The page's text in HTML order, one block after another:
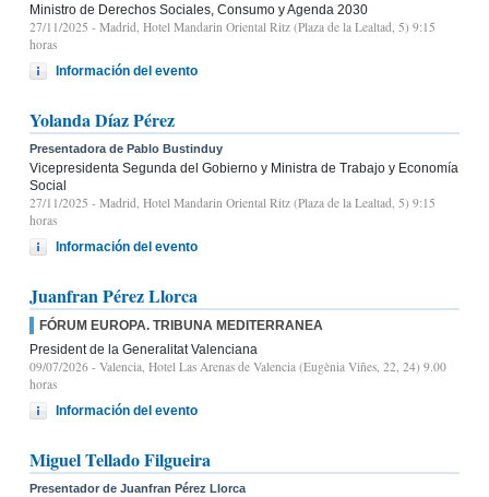
Ministro de Derechos Sociales, Consumo y Agenda 2030
27/11/2025 - Madrid, Hotel Mandarin Oriental Ritz (Plaza de la Lealtad, 5) 9:15
horas
Información del evento
Yolanda Díaz Pérez
Presentadora de Pablo Bustinduy
Vicepresidenta Segunda del Gobierno y Ministra de Trabajo y Economía
Social
27/11/2025 - Madrid, Hotel Mandarin Oriental Ritz (Plaza de la Lealtad, 5) 9:15
horas
Información del evento
Juanfran Pérez Llorca
FÓRUM EUROPA. TRIBUNA MEDITERRANEA
President de la Generalitat Valenciana
09/07/2026 - Valencia, Hotel Las Arenas de Valencia (Eugènia Viñes, 22, 24) 9.00
horas
Información del evento
Miguel Tellado Filgueira
Presentador de Juanfran Pérez Llorca